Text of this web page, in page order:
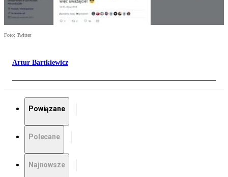
Foto: Twitter
Artur Bartkiewicz
Powiązane
Polecane
Najnowsze